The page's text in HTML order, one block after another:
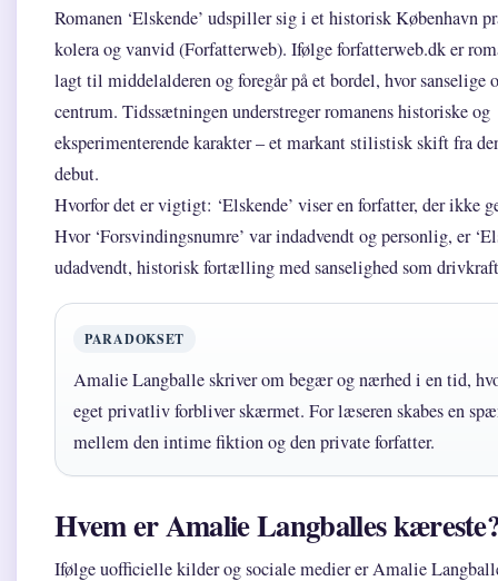
Romanen ‘Elskende’ udspiller sig i et historisk København
kolera og vanvid (Forfatterweb). Ifølge forfatterweb.dk er
lagt til middelalderen og foregår på et bordel, hvor sanselige
centrum. Tidssætningen understreger romanens historiske og
eksperimenterende karakter – et markant stilistisk skift fra
debut.
Hvorfor det er vigtigt: ‘Elskende’ viser en forfatter, der ikke
Hvor ‘Forsvindingsnumre’ var indadvendt og personlig, er
udadvendt, historisk fortælling med sanselighed som
PARADOKSET
Amalie Langballe skriver om begær og nærhed i en tid,
eget privatliv forbliver skærmet. For læseren skabes en
mellem den intime fiktion og den private forfatter.
Hvem er Amalie Langballes
Ifølge uofficielle kilder og sociale medier er Amalie